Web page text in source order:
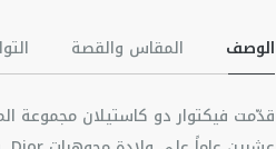
الوصف المقاس والقصة